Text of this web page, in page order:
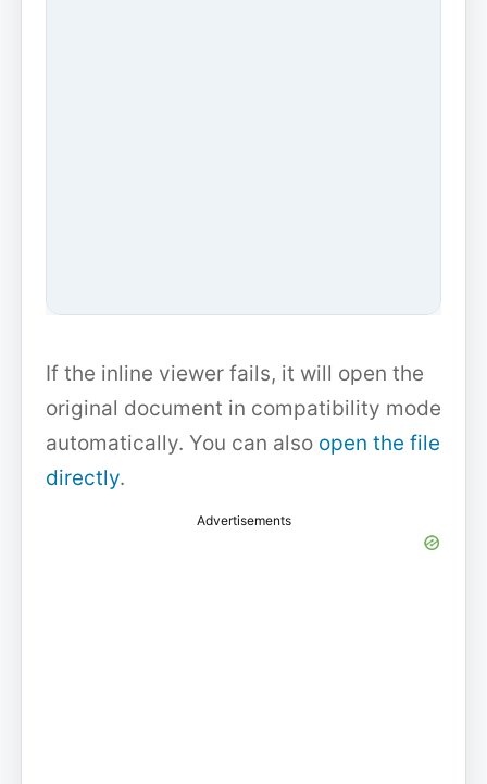
If the inline viewer fails, it will open the
original document in compatibility mode
automatically. You can also open the file
directly.
Advertisements